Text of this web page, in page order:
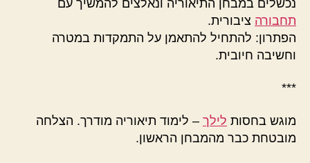
נכשלים במבחן התיאוריה ונאלצים להמשיך עם
תחבורה ציבורית.
הפתרון: להתחיל להתאמן על התמקדות במטרה
וחשיבה חיובית.
***
מוגש בחסות לילך – לימוד תיאוריה מודרך. הצלחה
מובטחת כבר מהמבחן הראשון.